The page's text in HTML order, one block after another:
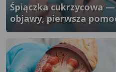
Śpiączka cukrzycowa
objawy, pierwsza